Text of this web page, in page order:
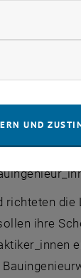
2023
anderem
zu
waren
nur
die
ihre
Cookies
UND